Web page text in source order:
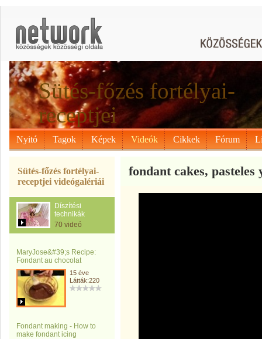
Sütés-főzés fortélyai-
receptjei
Nyitó Tagok Képek Videók Cikkek Fórum
Sütés-főzés fortélyai-
receptjei videógalériái
Díszítési
technikák
70 videó
MaryJose&#39;s Recipe:
Fondant au chocolat
15 éve
Látták:220
Fondant making - How to
make fondant icing
fondant cakes,